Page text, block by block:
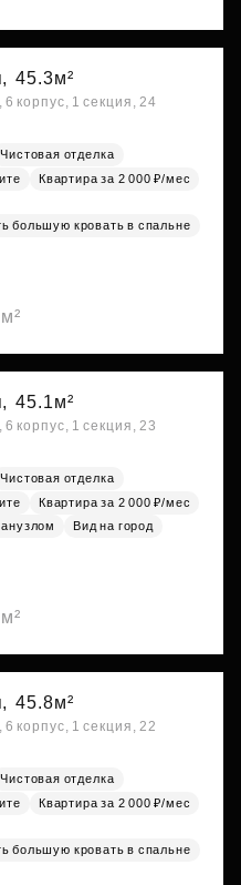
45.3м²
корпус, 1 секция, 24
Чистовая отделка
Квартира за 2 000 ₽/мес
большую кровать в спальне
45.1м²
корпус, 1 секция, 23
Чистовая отделка
Квартира за 2 000 ₽/мес
Вид на город
45.8м²
корпус, 1 секция, 22
Чистовая отделка
Квартира за 2 000 ₽/мес
большую кровать в спальне